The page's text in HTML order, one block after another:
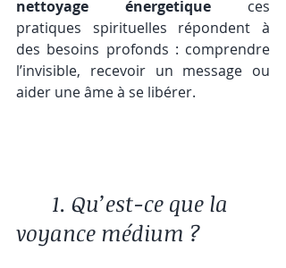
nettoyage énergetique ces
pratiques spirituelles répondent à
des besoins profonds : comprendre
l’invisible, recevoir un message ou
aider une âme à se libérer.
voyance médium ?